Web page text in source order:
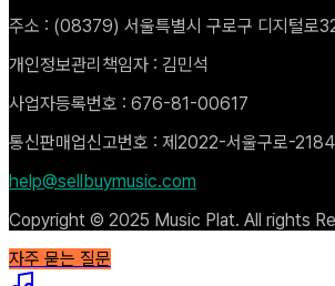
주소 : (08379) 서울특별시 구로구 디지털로
개인정보관리책임자 : 김민석
사업자등록번호 : 676-81-00617
통신판매업신고번호 : 제2022-서울구로-
help@sellbuymusic.com
Copyright © 2025 Music Plat. All rights
자주 묻는 질문